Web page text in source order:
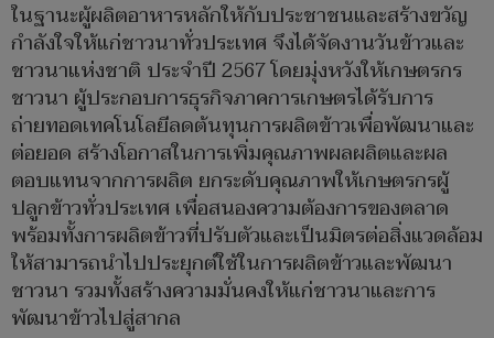
ในฐานะผู้ผลิตอาหารหลักให้กับประชาชนและสร้างขวัญ
กำลังใจให้แก่ชาวนาทั่วประเทศ จึงได้จัดงานวันข้าวและ
ชาวนาแห่งชาติ ประจำปี 2567 โดยมุ่งหวังให้เกษตรกร
ชาวนา ผู้ประกอบการธุรกิจภาคการเกษตรได้รับการ
ถ่ายทอดเทคโนโลยีลดต้นทุนการผลิตข้าวเพื่อพัฒนาและ
ต่อยอด สร้างโอกาสในการเพิ่มคุณภาพผลผลิตและผล
ตอบแทนจากการผลิต ยกระดับคุณภาพให้เกษตรกรผู้
ปลูกข้าวทั่วประเทศ เพื่อสนองความต้องการของตลาด
พร้อมทั้งการผลิตข้าวที่ปรับตัวและเป็นมิตรต่อสิ่งแวดล้อม
ให้สามารถนำไปประยุกต์ใช้ในการผลิตข้าวและพัฒนา
ชาวนา รวมทั้งสร้างความมั่นคงให้แก่ชาวนาและการ
พัฒนาข้าวไปสู่สากล